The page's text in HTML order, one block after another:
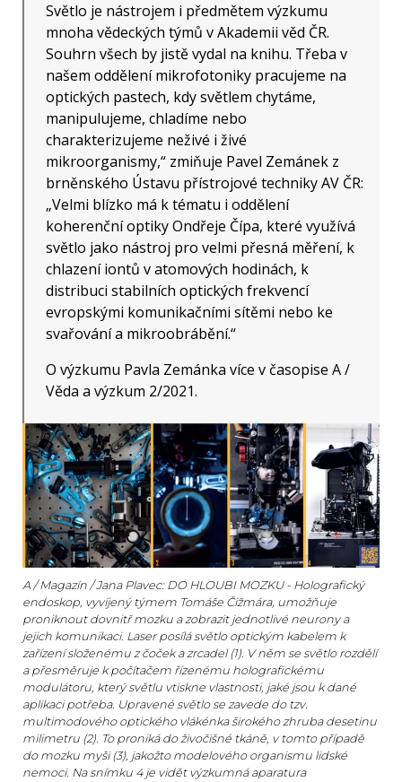
Světlo je nástrojem i předmětem výzkumu
mnoha vědeckých týmů v Akademii věd ČR.
Souhrn všech by jistě vydal na knihu. Třeba v
našem oddělení mikrofotoniky pracujeme na
optických pastech, kdy světlem chytáme,
manipulujeme, chladíme nebo
charakterizujeme neživé i živé
mikroorganismy,“ zmiňuje Pavel Zemánek z
brněnského Ústavu přístrojové techniky AV ČR:
„Velmi blízko má k tématu i oddělení
koherenční optiky Ondřeje Čípa, které využívá
světlo jako nástroj pro velmi přesná měření, k
chlazení iontů v atomových hodinách, k
distribuci stabilních optických frekvencí
evropskými komunikačními sítěmi nebo ke
svařování a mikroobrábění.“
O výzkumu Pavla Zemánka více v časopise A /
Věda a výzkum 2/2021.
A / Magazín / Jana Plavec: DO HLOUBI MOZKU - Holografický
endoskop, vyvíjený týmem Tomáše Čižmára, umožňuje
proniknout dovnitř mozku a zobrazit jednotlivé neurony a
jejich komunikaci. Laser posílá světlo optickým kabelem k
zařízení složenému z čoček a zrcadel (1). V něm se světlo rozdělí
a přesměruje k počítačem řízenému holografickému
modulátoru, který světlu vtiskne vlastnosti, jaké jsou k dané
aplikaci potřeba. Upravené světlo se zavede do tzv.
multimodového optického vlákénka širokého zhruba desetinu
milimetru (2). To proniká do živočišné tkáně, v tomto případě
do mozku myši (3), jakožto modelového organismu lidské
nemoci. Na snímku 4 je vidět výzkumná aparatura